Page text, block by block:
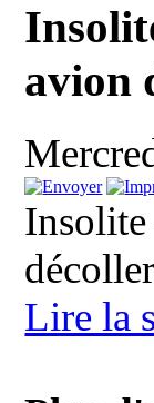
avion
Insolite
Lire la